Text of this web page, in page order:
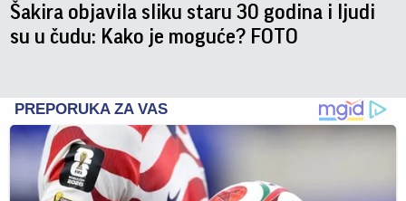
Šakira objavila sliku staru 30 godina i ljudi
su u čudu: Kako je moguće? FOTO